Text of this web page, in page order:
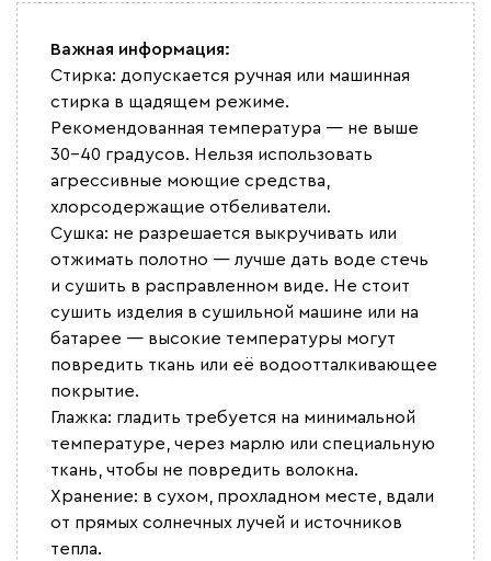
Важная информация:
Стирка: допускается ручная или машинная
стирка в щадящем режиме.
Рекомендованная температура — не выше
30–40 градусов. Нельзя использовать
агрессивные моющие средства,
хлорсодержащие отбеливатели.
Сушка: не разрешается выкручивать или
отжимать полотно — лучше дать воде стечь
и сушить в расправленном виде. Не стоит
сушить изделия в сушильной машине или на
батарее — высокие температуры могут
повредить ткань или её водоотталкивающее
покрытие.
Глажка: гладить требуется на минимальной
температуре, через марлю или специальную
ткань, чтобы не повредить волокна.
Хранение: в сухом, прохладном месте, вдали
от прямых солнечных лучей и источников
тепла.